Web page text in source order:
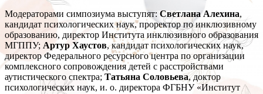
Модераторами симпозиума выступят: Светлана Алехина,
кандидат психологических наук, проректор по инклюзивному
образованию, директор Института инклюзивного образования
МГППУ; Артур Хаустов, кандидат психологических наук,
директор Федерального ресурсного центра по организации
комплексного сопровождения детей с расстройствами
аутистического спектра; Татьяна Соловьева, доктор
психологических наук, и. о. директора ФГБНУ «Институт